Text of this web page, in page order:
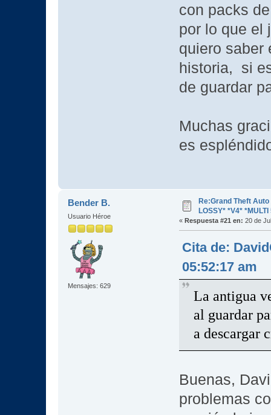
con packs
por lo que el
quiero saber
historia, si
de guardar
Muchas
es
Bender B.
Usuario Héroe
Mensajes: 629
Re:Grand Theft
LOSSY* *V4*
« Respuesta #21 en: 20 de
Cita de:
05:52:17 am
La antigua
al guardar
a descargar
Buenas,
problemas